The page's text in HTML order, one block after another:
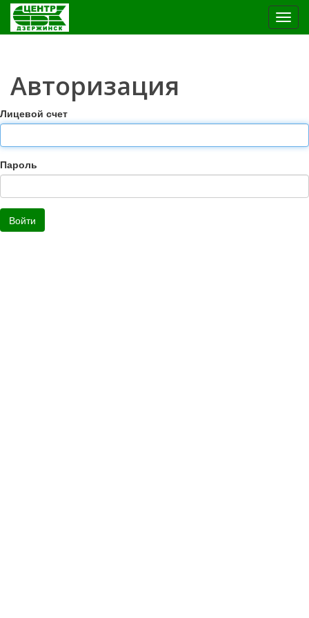
Авторизация
Лицевой счет
Пароль
Войти